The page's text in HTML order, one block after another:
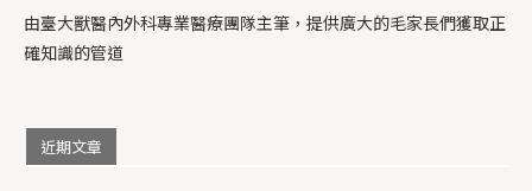
由臺大獸醫內外科專業醫療團隊主筆，提供廣大的毛家長們獲取正
確知識的管道
近期文章